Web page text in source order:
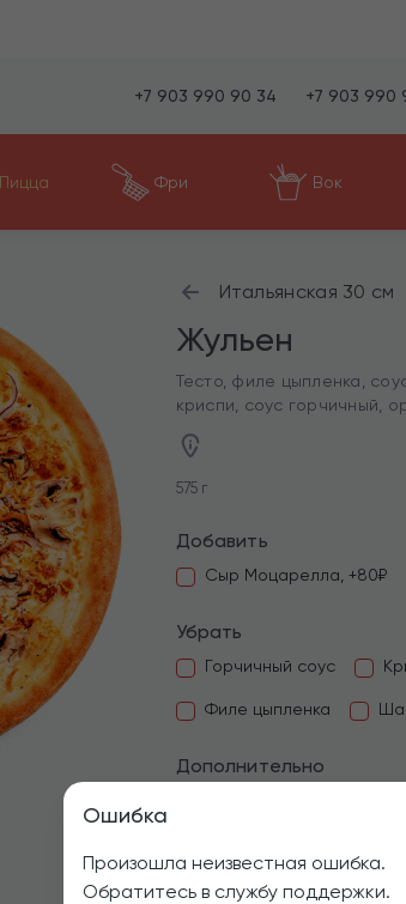
+7 903 990 90 34 +7 903 990
Пицца Фри Вок
Ошибка
Произошла неизвестная ошибка.
Обратитесь в службу поддержки.
Итальянская 30 см
Жульен
Тесто, филе цыпленка,
криспи, соус горчичный,
575 г
Добавить
Сыр Моцарелла, +80₽
Убрать
Горчичный соус
Филе цыпленка
Дополнительно
1